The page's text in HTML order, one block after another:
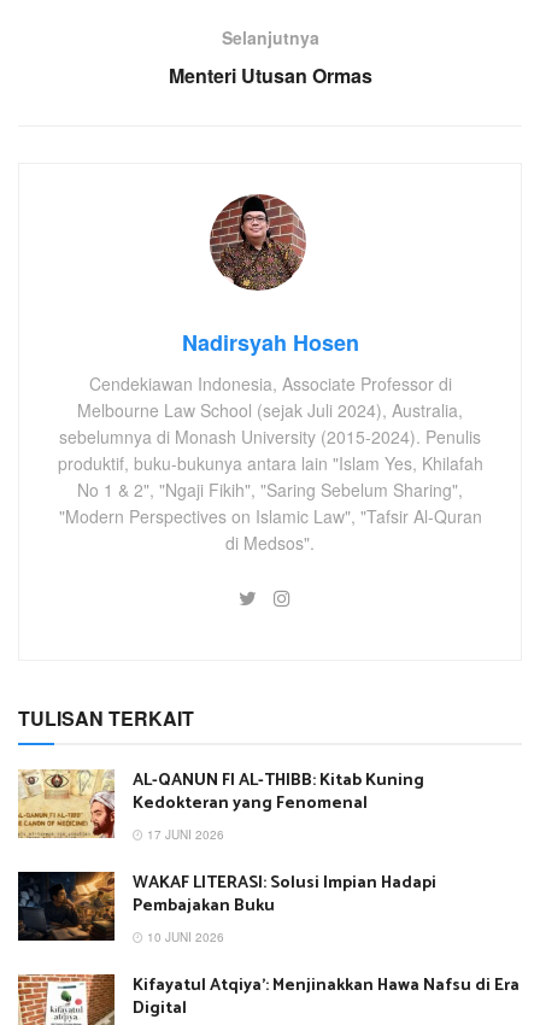
Selanjutnya
Menteri Utusan Ormas
Nadirsyah Hosen
Cendekiawan Indonesia, Associate Professor di
Melbourne Law School (sejak Juli 2024), Australia,
sebelumnya di Monash University (2015-2024). Penulis
produktif, buku-bukunya antara lain "Islam Yes, Khilafah
No 1 & 2", "Ngaji Fikih", "Saring Sebelum Sharing",
"Modern Perspectives on Islamic Law", "Tafsir Al-Quran
di Medsos".
TULISAN TERKAIT
AL-QANUN FI AL-THIBB: Kitab Kuning
Kedokteran yang Fenomenal
17 JUNI 2026
WAKAF LITERASI: Solusi Impian Hadapi
Pembajakan Buku
10 JUNI 2026
Kifayatul Atqiya’: Menjinakkan Hawa Nafsu di Era
Digital